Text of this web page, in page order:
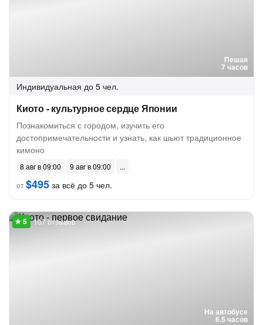
Пешая
7 часов
Индивидуальная до 5 чел.
Киото - культурное сердце Японии
Познакомиться с городом, изучить его
достопримечательности и узнать, как шьют традиционное
кимоно
8 авг в 09:00
9 авг в 09:00
от$495 за всё до 5 чел.
На автобусе
6.5 часов
107 отзывов